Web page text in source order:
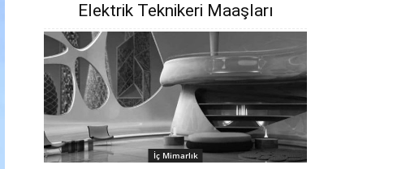
Elektrik Teknikeri Maaşları
İç Mimarlık